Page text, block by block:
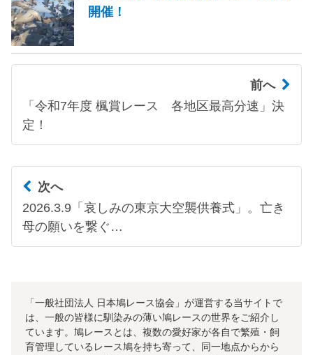
開催！
前へ
「令和7年度 楓賞レース 各地区最高分速」決
定！
次へ
2026.3.9「哀しみの東京大空襲供養式」。亡き
母の願いを繋ぐ…
「一般社団法人 日本鳩レース協会」が運営する当サイトで
は、一般の皆様に馴染みの薄い鳩レースの世界をご紹介し
ています。鳩レースとは、複数の愛好家が各自で繁殖・飼
育管理しているレース鳩を持ち寄って、同一地点からから